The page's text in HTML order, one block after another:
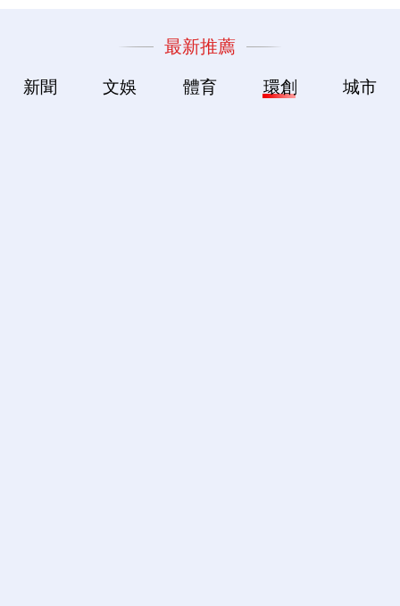
最新推薦
新聞 文娛 體育 環創 城市